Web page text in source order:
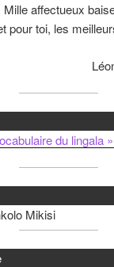
affectueux
pour toi, les
du lingala
Mikisi